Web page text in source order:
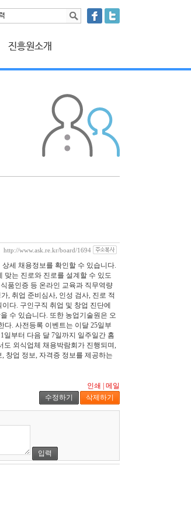
진흥원소개
법인 연혁 및 소개
http://www.ask.re.kr/board/1694
세 채용정보를 확인할 수 있습니다.
맞는 진로와 진로를 설계할 수 있도
품인증 등 온라인 교육과 직무역량
, 취업 준비심사, 인성 검사, 진로 적
다. 구인구직 취업 및 창업 진단에
수 있습니다. 또한 농업기술원은 오
다. 사전등록 이벤트는 이달 25일부
일부터 다음 달 7일까지 일주일간 홈
도 외식업체 채용박람회가 진행되며,
창업 정보, 자격증 정보를 제공하는
인쇄
메일
수정하기 삭제하기
입력